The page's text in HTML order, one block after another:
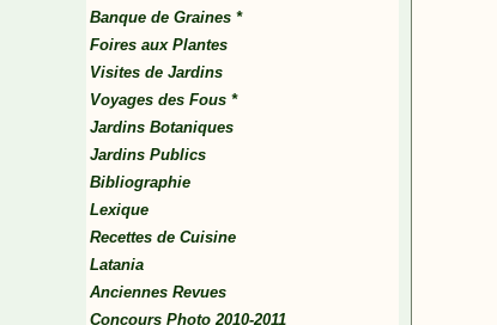
Banque de Graines *
Foires aux Plantes
Visites de Jardins
Voyages des Fous *
Jardins Botaniques
Jardins Publics
Bibliographie
Lexique
Recettes de Cuisine
Latania
Anciennes Revues
Concours Photo 2010-2011